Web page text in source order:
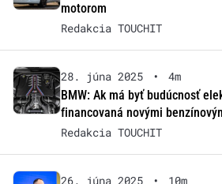
motorom
Redakcia TOUCHIT
28. júna 2025 •
4m
BMW: Ak má byť budúcnosť
financovaná novými
Redakcia TOUCHIT
26. júna 2025 •
10m